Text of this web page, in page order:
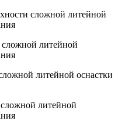
сложной литейной
сложной литейной
литейной оснастки
литейной